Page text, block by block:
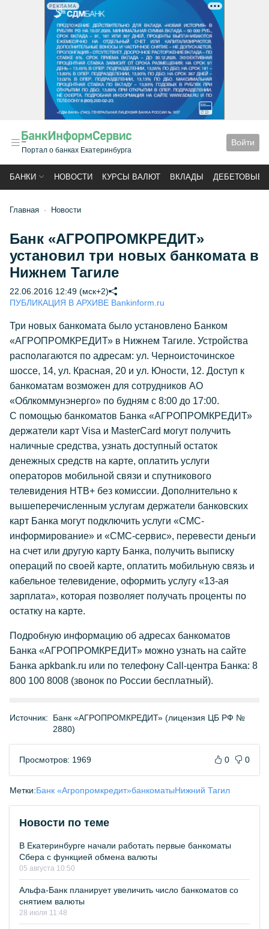
РЕКЛАМА
Портал о банках Екатеринбурга
Войти
БАНКИ НОВОСТИ КУРСЫ ВАЛЮТ ВКЛАДЫ ДЕБЕТОВЫЕ
Главная Новости
Банк «АГРОПРОМКРЕДИТ»
установил три новых банкомата в
Нижнем Тагиле
22.06.2016 12:49 (мск+2)
ПУБЛИКАЦИЯ В АРХИВЕ Bankinform.ru
Три новых банкомата было установлено Банком
«АГРОПРОМКРЕДИТ» в Нижнем Тагиле. Устройства
располагаются по адресам: ул. Черноисточинское
шоссе, 14, ул. Красная, 20 и ул. Юности, 12. Доступ к
банкоматам возможен для сотрудников АО
«Облкоммунэнерго» по будням с 8:00 до 17:00.
С помощью банкоматов Банка «АГРОПРОМКРЕДИТ»
держатели карт Visa и MasterCard могут получить
наличные средства, узнать доступный остаток
денежных средств на карте, оплатить услуги
операторов мобильной связи и спутникового
телевидения НТВ+ без комиссии. Дополнительно к
вышеперечисленным услугам держатели банковских
карт Банка могут подключить услуги «СМС-
информирование» и «СМС-сервис», перевести деньги
на счет или другую карту Банка, получить выписку
операций по своей карте, оплатить мобильную связь и
кабельное телевидение, оформить услугу «13-ая
зарплата», которая позволяет получать проценты по
остатку на карте.
Подробную информацию об адресах банкоматов
Банка «АГРОПРОМКРЕДИТ» можно узнать на сайте
Банка apkbank.ru или по телефону Сall-центра Банка: 8
800 100 8008 (звонок по России бесплатный).
Источник:
Банк «АГРОПРОМКРЕДИТ» (лицензия ЦБ РФ №
2880)
Просмотров: 1969 0 0
Метки:Банк «Агропромкредит»банкоматыНижний Тагил
Новости по теме
В Екатеринбурге начали работать первые банкоматы
Сбера с функцией обмена валюты
05 августа 10:50
Альфа-Банк планирует увеличить число банкоматов со
снятием валюты
28 июля 11:48